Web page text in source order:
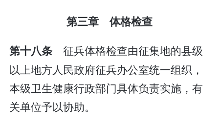
第三章 体格检查
第十八条 征兵体格检查由征集地的县级
以上地方人民政府征兵办公室统一组织，
本级卫生健康行政部门具体负责实施，有
关单位予以协助。